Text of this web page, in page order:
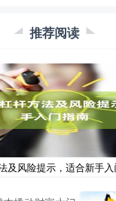
推荐阅读
及风险提示，适合新手